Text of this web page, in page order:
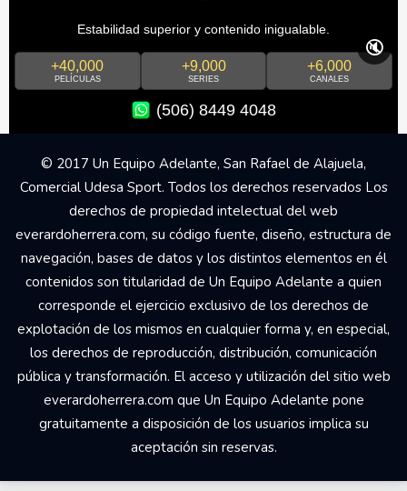
Estabilidad superior y contenido inigualable.
+40,000
PELÍCULAS
+9,000
SERIES
+6,000
CANALES
(506) 8449 4048
🔇
© 2017 Un Equipo Adelante, San Rafael de Alajuela,
Comercial Udesa Sport. Todos los derechos reservados Los
derechos de propiedad intelectual del web
everardoherrera.com, su código fuente, diseño, estructura de
navegación, bases de datos y los distintos elementos en él
contenidos son titularidad de Un Equipo Adelante a quien
corresponde el ejercicio exclusivo de los derechos de
explotación de los mismos en cualquier forma y, en especial,
los derechos de reproducción, distribución, comunicación
pública y transformación. El acceso y utilización del sitio web
everardoherrera.com que Un Equipo Adelante pone
gratuitamente a disposición de los usuarios implica su
aceptación sin reservas.